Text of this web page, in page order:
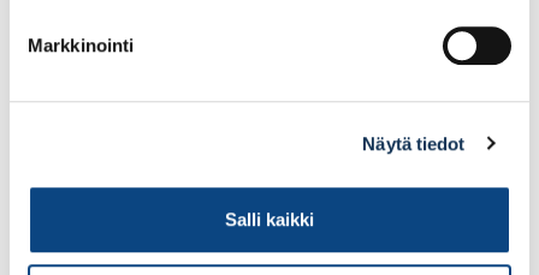
Markkinointi
Näytä tiedot
Salli kaikki